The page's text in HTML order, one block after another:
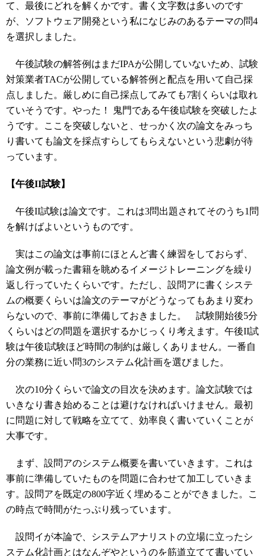
て、最後にどれを解くかです。書く文字数は多いのです
が、ソフトウェア開発という私になじみのあるテーマの問4
を選択しました。
午後試験の解答例はまだIPAが公開していないため、試験
対策業者TACが公開している解答例と配点を用いて自己採
点しました。厳しめに自己採点してみても7割くらいは取れ
ていそうです。やった！ 鬼門である午後I試験を突破したよ
うです。ここを突破しないと、せっかく次の論文をみっち
り書いても論文を採点すらしてもらえないという悲劇が待
っています。
【午後II試験】
午後II試験は論文です。これは3問出題されてそのうち1問
を解けばよいというものです。
実はこの論文は事前にほとんど書く練習をしておらず、
論文例が載った書籍を眺めるイメージトレーニングを繰り
返し行っていたくらいです。ただし、設問アに書くシステ
ムの概要くらいは論文のテーマがどうなってもあまり変わ
らないので、事前に準備しておきました。 試験開始後5分
くらいはどの問題を選択するかじっくり考えます。午後II試
験は午後I試験ほど時間の制約は厳しくありません。一番自
分の業務に近い問3のシステム化計画を選びました。
次の10分くらいで論文の目次を決めます。論文試験では
いきなり書き始めることは避けなければいけません。最初
に問題に対して戦略を立てて、効率良く書いていくことが
大事です。
まず、設問アのシステム概要を書いていきます。これは
事前に準備していたものを問題に合わせて加工していきま
す。設問アを既定の800字近く埋めることができました。こ
の時点で時間がたっぷり残っています。
設問イが本論で、システムアナリストの立場に立ったシ
ステム化計画とはなんぞやというのを筋道立てて書いてい